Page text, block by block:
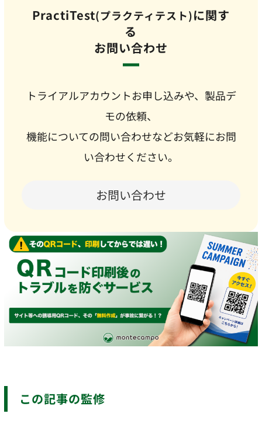
PractiTest(プラクティテスト)に関す
る
お問い合わせ
トライアルアカウントお申し込みや、製品デ
モの依頼、
機能についての問い合わせなどお気軽にお問
い合わせください。
お問い合わせ
この記事の監修